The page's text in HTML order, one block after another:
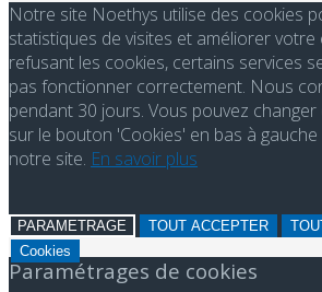
Notre site Noethys utilise des cookies
statistiques de visites et améliorer votre
refusant les cookies, certains services
pas fonctionner correctement. Nous
pendant 30 jours. Vous pouvez
sur le bouton 'Cookies' en bas à
notre site. En savoir plus
PARAMETRAGE TOUT ACCEPTER
Cookies
Paramétrages de cookies